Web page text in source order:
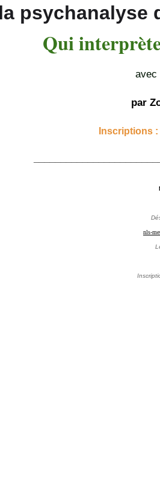
la psychanalyse
Qui
avec
par
Inscriptions :
nls-